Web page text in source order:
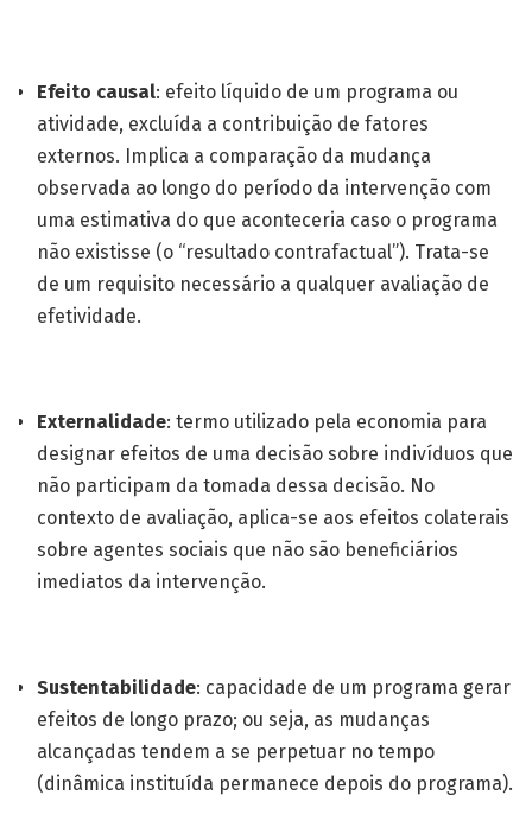
Efeito causal: efeito líquido de um programa ou
atividade, excluída a contribuição de fatores
externos. Implica a comparação da mudança
observada ao longo do período da intervenção com
uma estimativa do que aconteceria caso o programa
não existisse (o “resultado contrafactual”). Trata-se
de um requisito necessário a qualquer avaliação de
efetividade.
Externalidade: termo utilizado pela economia para
designar efeitos de uma decisão sobre indivíduos que
não participam da tomada dessa decisão. No
contexto de avaliação, aplica-se aos efeitos colaterais
sobre agentes sociais que não são beneficiários
imediatos da intervenção.
Sustentabilidade: capacidade de um programa gerar
efeitos de longo prazo; ou seja, as mudanças
alcançadas tendem a se perpetuar no tempo
(dinâmica instituída permanece depois do programa).